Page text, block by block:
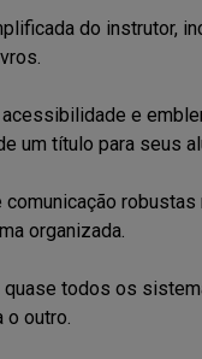
do instrutor,
e
um título para seus
comunicação
organizada.
quase todos os
o outro.